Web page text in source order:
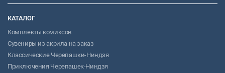
КАТАЛОГ
Комплекты комиксов
Сувениры из акрила на заказ
Классические Черепашки-Ниндзя
Приключения Черепашек-Ниндзя